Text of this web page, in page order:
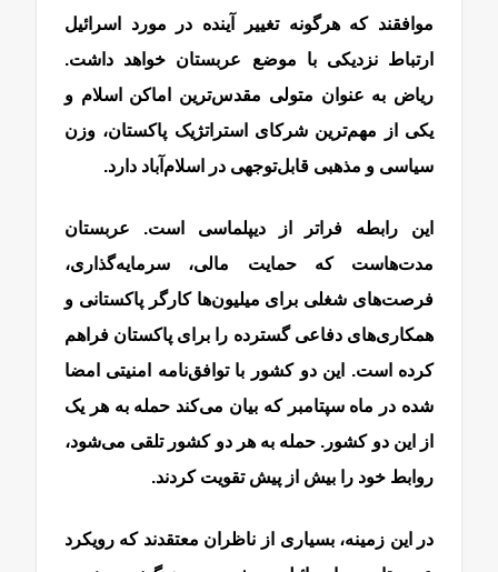
موافقند که هرگونه تغییر آینده در مورد اسرائیل
ارتباط نزدیکی با موضع عربستان خواهد داشت.
ریاض به عنوان متولی مقدس‌ترین اماکن اسلام و
یکی از مهم‌ترین شرکای استراتژیک پاکستان، وزن
سیاسی و مذهبی قابل‌توجهی در اسلام‌آباد دارد.
این رابطه فراتر از دیپلماسی است. عربستان
مدت‌هاست که حمایت مالی، سرمایه‌گذاری،
فرصت‌های شغلی برای‌ میلیون‌ها کارگر پاکستانی و
همکاری‌های دفاعی گسترده را برای پاکستان فراهم
کرده است. این دو کشور با توافق‌نامه امنیتی امضا
شده در ماه سپتامبر که بیان می‌کند حمله به هر یک
از این دو کشور. حمله به هر دو کشور تلقی می‌شود،
روابط خود را بیش از پیش تقویت کردند.
در این زمینه، بسیاری از ناظران معتقدند که رویکرد